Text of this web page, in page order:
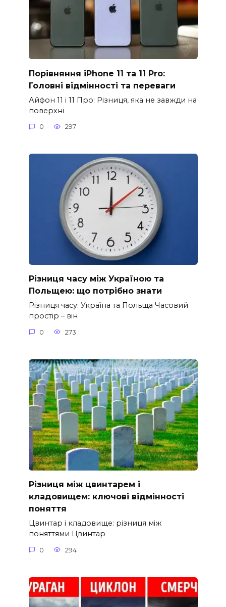
Порівняння iPhone 11 та 11 Pro:
Головні відмінності та переваги
Айфон 11 і 11 Про: Різниця, яка не завжди на
поверхні
0 297
Різниця часу між Україною та
Польщею: що потрібно знати
Різниця часу: Україна та Польща Часовий
простір – він
0 273
Різниця між цвинтарем і
кладовищем: ключові відмінності
поняття
Цвинтар і кладовище: різниця між
поняттями Цвинтар
0 294